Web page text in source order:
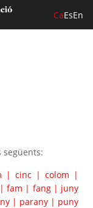
CaEsEn
següents:
| cinc | colom |
| fam | fang | juny
| parany | puny